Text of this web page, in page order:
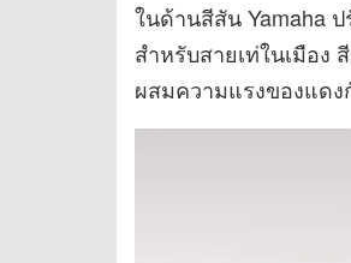
ในด้านสีสัน Yamaha
สำหรับสายเท่ในเมือง
ผสมความแรงของแด